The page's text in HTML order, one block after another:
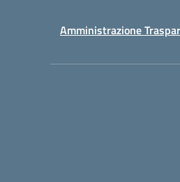
Amministrazione